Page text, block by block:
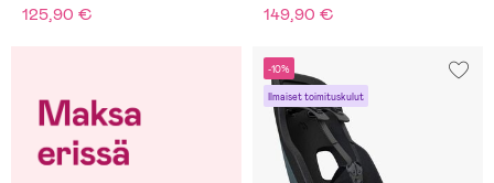
125,90 € 149,90 €
-10%
Ilmaiset toimituskulut